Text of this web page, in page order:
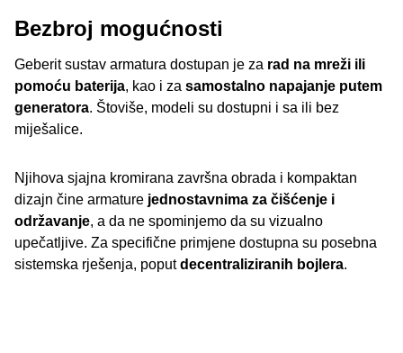
Bezbroj mogućnosti
Geberit sustav armatura dostupan je za rad na mreži ili
pomoću baterija, kao i za samostalno napajanje putem
generatora. Štoviše, modeli su dostupni i sa ili bez
miješalice.
Njihova sjajna kromirana završna obrada i kompaktan
dizajn čine armature jednostavnima za čišćenje i
održavanje, a da ne spominjemo da su vizualno
upečatljive. Za specifične primjene dostupna su posebna
sistemska rješenja, poputdecentraliziranih bojlera.